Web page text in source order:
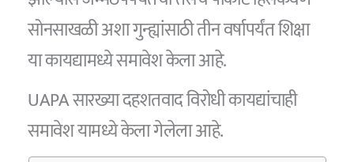
सोनसाखळी अशा गुन्ह्यांसाठी तीन वर्षापर्यंत शिक्षा
या कायद्यामध्ये समावेश केला आहे.
UAPA सारख्या दहशतवाद विरोधी कायद्यांचाही
समावेश यामध्ये केला गेलेला आहे.